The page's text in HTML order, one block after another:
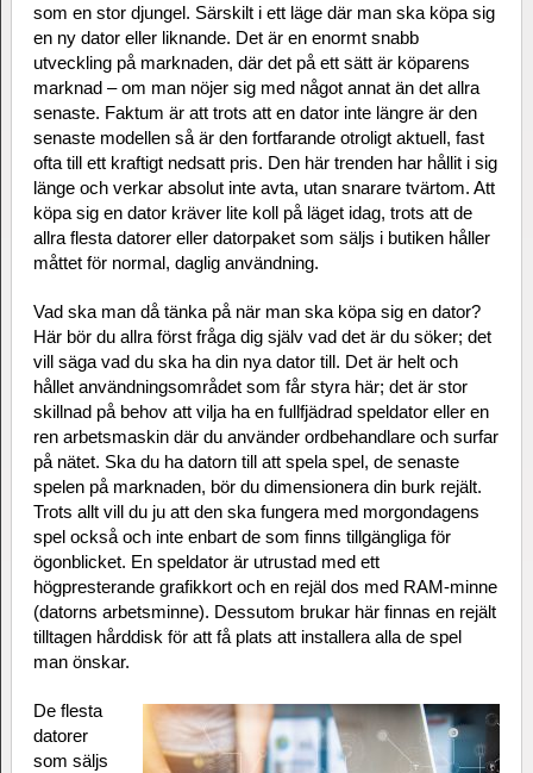
som en stor djungel. Särskilt i ett läge där man ska köpa sig
en ny dator eller liknande. Det är en enormt snabb
utveckling på marknaden, där det på ett sätt är köparens
marknad – om man nöjer sig med något annat än det allra
senaste. Faktum är att trots att en dator inte längre är den
senaste modellen så är den fortfarande otroligt aktuell, fast
ofta till ett kraftigt nedsatt pris. Den här trenden har hållit i sig
länge och verkar absolut inte avta, utan snarare tvärtom. Att
köpa sig en dator kräver lite koll på läget idag, trots att de
allra flesta datorer eller datorpaket som säljs i butiken håller
måttet för normal, daglig användning.
Vad ska man då tänka på när man ska köpa sig en dator?
Här bör du allra först fråga dig själv vad det är du söker; det
vill säga vad du ska ha din nya dator till. Det är helt och
hållet användningsområdet som får styra här; det är stor
skillnad på behov att vilja ha en fullfjädrad speldator eller en
ren arbetsmaskin där du använder ordbehandlare och surfar
på nätet. Ska du ha datorn till att spela spel, de senaste
spelen på marknaden, bör du dimensionera din burk rejält.
Trots allt vill du ju att den ska fungera med morgondagens
spel också och inte enbart de som finns tillgängliga för
ögonblicket. En speldator är utrustad med ett
högpresterande grafikkort och en rejäl dos med RAM-minne
(datorns arbetsminne). Dessutom brukar här finnas en rejält
tilltagen hårddisk för att få plats att installera alla de spel
man önskar.
De flesta
datorer
som säljs